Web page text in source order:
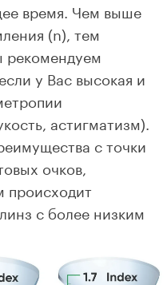
время. Чем выше
(n), тем
рекомендуем
у Вас высокая и
астигматизм).
с точки
очков,
происходит
с более низким